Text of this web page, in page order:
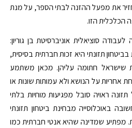
את מפעל ההזנה לבתי הספר, על מנת
הכלכלית הזו.
סוציאלית אוניברסיטת בן גוריון:
בביטחון תזונתי היא זכות חברתית בסיסית,
שישראל חתומה עליהן. מכאן משתמע
אחריות על הנושא ולא עמותות שונות או
ראויה סובל מפגיעות מוחיות בלתי
באוכלוסייה מבחינת ביטחון תזונתי
מפתיע שמדינה שהיא אנטי חברתית כמו